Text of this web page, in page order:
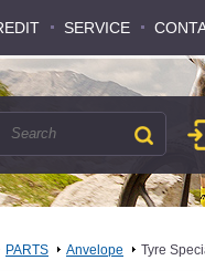
SERVICE
SERVICE
PARTS Anvelope Tyre